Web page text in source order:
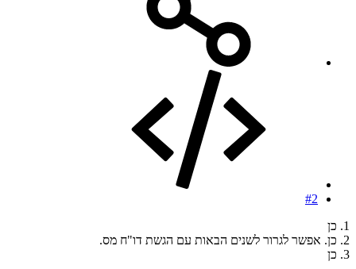
#2
1. כן
2. כן. אפשר לגרור לשנים הבאות עם הגשת דו"ח מס.
3. כן